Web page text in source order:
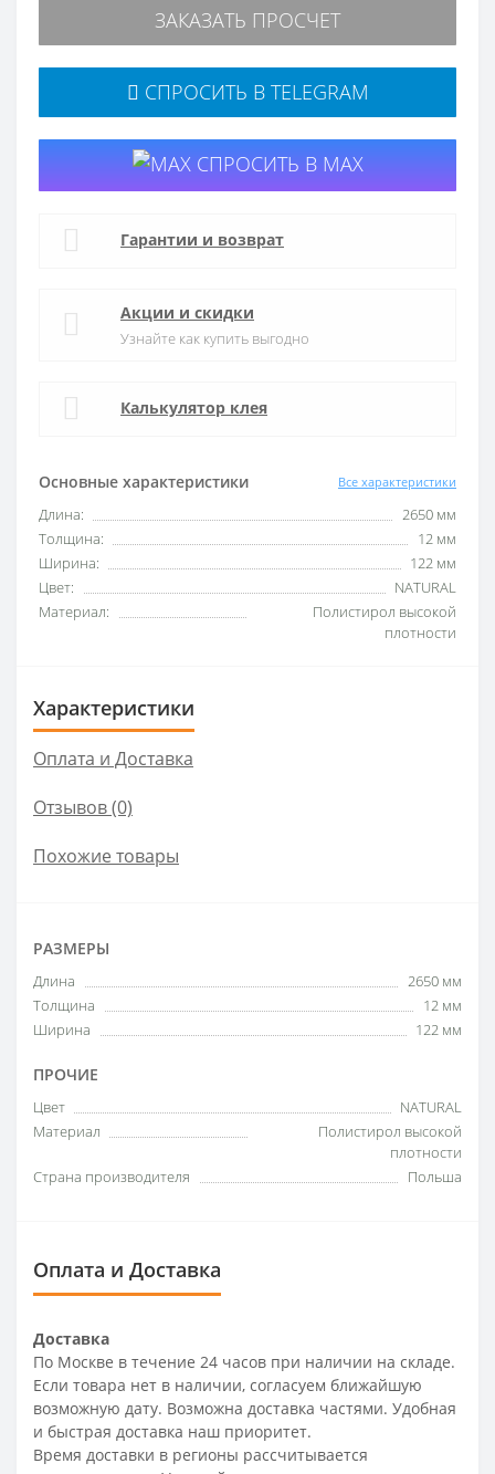
Основные характеристики Все характеристики
Длина:
2650 мм
Толщина:
12 мм
Ширина:
122 мм
Цвет:
NATURAL
Материал:
Полистирол высокой
плотности
ЗАКАЗАТЬ ПРОСЧЕТ
СПРОСИТЬ В TELEGRAM
СПРОСИТЬ В MAX
Гарантии и возврат
Акции и скидки
Узнайте как купить выгодно
Калькулятор клея
Характеристики
Оплата и Доставка
Отзывов (0)
Похожие товары
РАЗМЕРЫ
Длина
2650 мм
Толщина
12 мм
Ширина
122 мм
ПРОЧИЕ
Цвет
NATURAL
Материал
Полистирол высокой
плотности
Страна производителя
Польша
Оплата и Доставка
Доставка
По Москве в течение 24 часов при наличии на складе.
Если товара нет в наличии, согласуем ближайшую
возможную дату. Возможна доставка частями. Удобная
и быстрая доставка наш приоритет.
Время доставки в регионы рассчитывается